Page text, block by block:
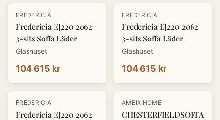
FREDERICIA
Fredericia EJ220 2062
3-sits Soffa Läder
Glashuset
104 615 kr
FREDERICIA
Fredericia EJ220 2062
3-sits Soffa Läder
Glashuset
104 615 kr
FREDERICIA
Fredericia EJ220 2062
-30%
AMBIA HOME
CHESTERFIELDSOFFA